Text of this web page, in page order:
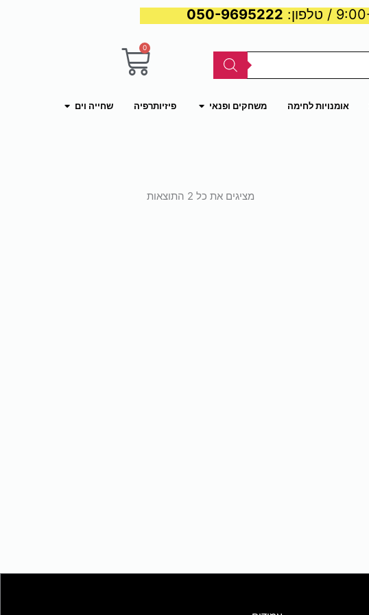
050-9695222
0
עגלת
אומנויות לחימה משחקים ופנאי פתח משחקים ופנאי
פיזיותרפיה שחייה וים פתח שחייה וים
מציגים את כל ⁦2⁩ התוצאות לפי